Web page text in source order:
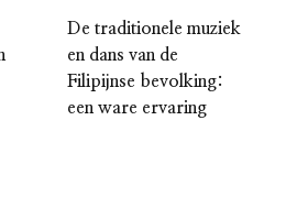
De traditionele muziek
en dans van de
Filipijnse bevolking:
een ware ervaring